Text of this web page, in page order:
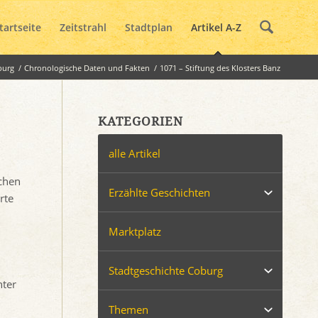
Zeitstrahl Stadtplan Artikel A-Z
/ Chronologische Daten und Fakten / 1071 – Stiftung des Klosters Banz
KATEGORIEN
alle Artikel
Erzählte Geschichten
Marktplatz
Stadtgeschichte Coburg
Themen